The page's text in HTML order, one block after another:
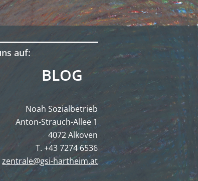
auf:
BLOG
Noah Sozialbetrieb
Anton-Strauch-Allee 1
4072 Alkoven
T. +43 7274 6536
zentrale@gsi-hartheim.at